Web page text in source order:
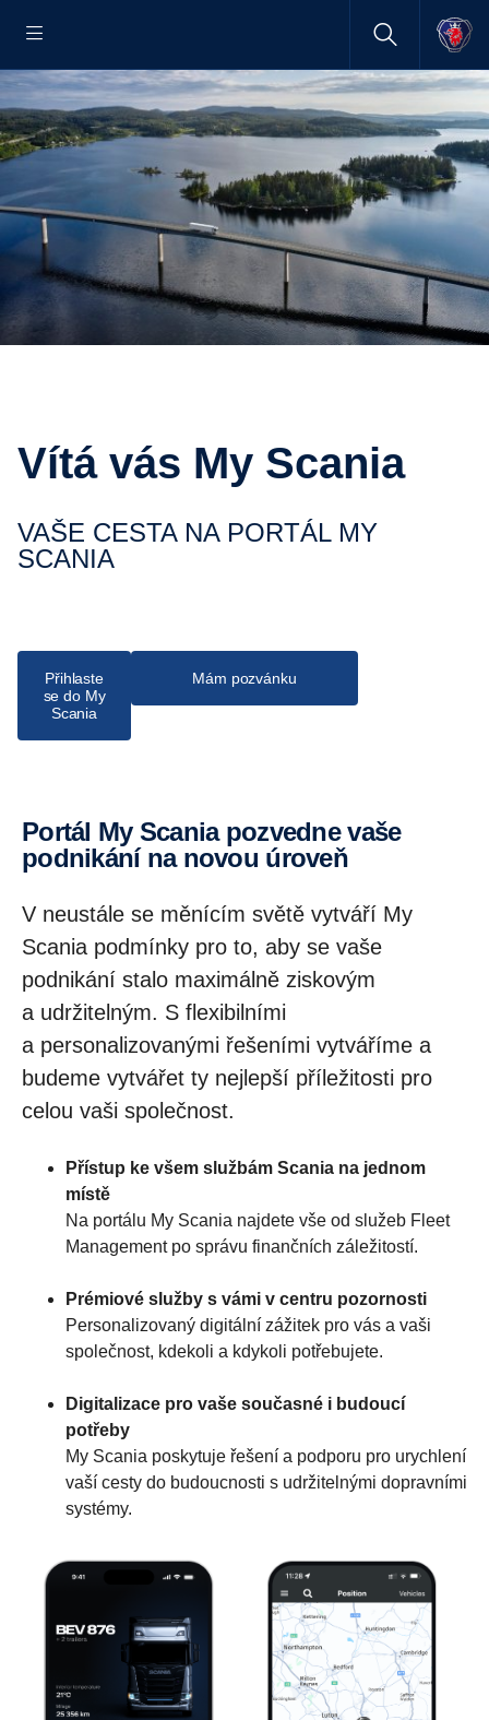
Vítá vás My Scania
VAŠE CESTA NA PORTÁL MY
SCANIA
Přihlaste
se do My
Scania
Mám pozvánku
Portál My Scania pozvedne vaše
podnikání na novou úroveň
V neustále se měnícím světě vytváří My
Scania podmínky pro to, aby se vaše
podnikání stalo maximálně ziskovým
a udržitelným. S flexibilními
a personalizovanými řešeními vytváříme a
budeme vytvářet ty nejlepší příležitosti pro
celou vaši společnost.
Přístup ke všem službám Scania na jednom
místě
Na portálu My Scania najdete vše od služeb Fleet
Management po správu finančních záležitostí.
Prémiové služby s vámi v centru pozornosti
Personalizovaný digitální zážitek pro vás a vaši
společnost, kdekoli a kdykoli potřebujete.
Digitalizace pro vaše současné i budoucí
potřeby
My Scania poskytuje řešení a podporu pro urychlení
vaší cesty do budoucnosti s udržitelnými dopravními
systémy.